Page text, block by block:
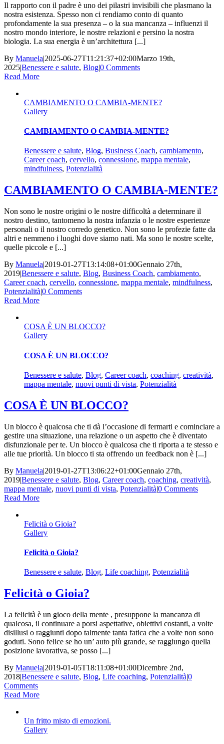
Il rapporto con il padre è uno dei pilastri invisibili che plasmano la
nostra esistenza. Spesso non ci rendiamo conto di quanto
profondamente la sua presenza – o la sua mancanza – influenzi il
nostro mondo interiore, le nostre relazioni e persino la nostra
biologia. La sua energia è un’architettura [...]
By Manuela|2025-06-27T11:21:37+02:00Marzo 19th,
2025|Benessere e salute, Blog|0 Comments
Read More
CAMBIAMENTO O CAMBIA-MENTE?
Gallery
CAMBIAMENTO O CAMBIA-MENTE?
Benessere e salute, Blog, Business Coach, cambiamento,
Career coach, cervello, connessione, mappa mentale,
mindfulness, Potenzialità
CAMBIAMENTO O CAMBIA-MENTE?
Non sono le nostre origini o le nostre difficoltà a determinare il
nostro destino, tantomeno la nostra infanzia o le nostre esperienze
personali o il nostro corredo genetico. Non sono le profezie fatte da
altri e nemmeno i luoghi dove siamo nati. Ma sono le nostre scelte,
quelle piccole e [...]
By Manuela|2019-01-27T13:14:08+01:00Gennaio 27th,
2019|Benessere e salute, Blog, Business Coach, cambiamento,
Career coach, cervello, connessione, mappa mentale, mindfulness,
Potenzialità|0 Comments
Read More
COSA È UN BLOCCO?
Gallery
COSA È UN BLOCCO?
Benessere e salute, Blog, Career coach, coaching, creatività,
mappa mentale, nuovi punti di vista, Potenzialità
COSA È UN BLOCCO?
Un blocco è qualcosa che ti dà l’occasione di fermarti e cominciare a
gestire una situazione, una relazione o un aspetto che è diventato
disfunzionale per te. Un blocco è qualcosa che ti riporta a te stesso e
alle tue priorità. Un blocco ti sta offrendo un feedback non è [...]
By Manuela|2019-01-27T13:06:22+01:00Gennaio 27th,
2019|Benessere e salute, Blog, Career coach, coaching, creatività,
mappa mentale, nuovi punti di vista, Potenzialità|0 Comments
Read More
Felicità o Gioia?
Gallery
Felicità o Gioia?
Benessere e salute, Blog, Life coaching, Potenzialità
Felicità o Gioia?
La felicità è un gioco della mente , presuppone la mancanza di
qualcosa, il continuare a porsi aspettative, obiettivi costanti, a volte
disillusi o raggiunti dopo talmente tanta fatica che a volte non sono
goduti. Sono felice se ho un’ auto più grande, se raggiungo quella
posizione lavorativa, se posso [...]
By Manuela|2019-01-05T18:11:08+01:00Dicembre 2nd,
2018|Benessere e salute, Blog, Life coaching, Potenzialità|0
Comments
Read More
Un fritto misto di emozioni.
Gallery